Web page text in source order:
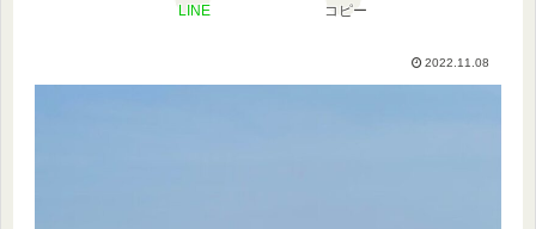
LINE コピー
2022.11.08